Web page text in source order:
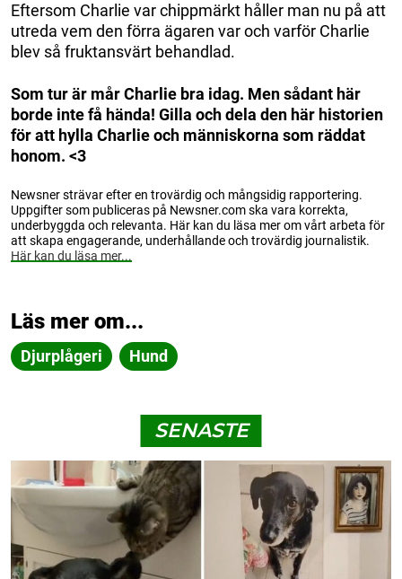
Eftersom Charlie var chippmärkt håller man nu på att
utreda vem den förra ägaren var och varför Charlie
blev så fruktansvärt behandlad.
Som tur är mår Charlie bra idag. Men sådant här
borde inte få hända! Gilla och dela den här historien
för att hylla Charlie och människorna som räddat
honom. <3
Newsner strävar efter en trovärdig och mångsidig rapportering.
Uppgifter som publiceras på Newsner.com ska vara korrekta,
underbyggda och relevanta. Här kan du läsa mer om vårt arbeta för
att skapa engagerande, underhållande och trovärdig journalistik.
Här kan du läsa mer...
Läs mer om...
Djurplågeri Hund
SENASTE